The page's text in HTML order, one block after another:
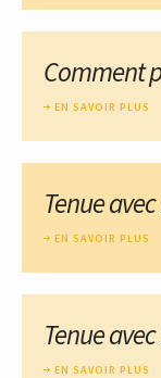
Comment
EN SAVOIR PLUS
Tenue avec
EN SAVOIR PLUS
Tenue avec
EN SAVOIR PLUS